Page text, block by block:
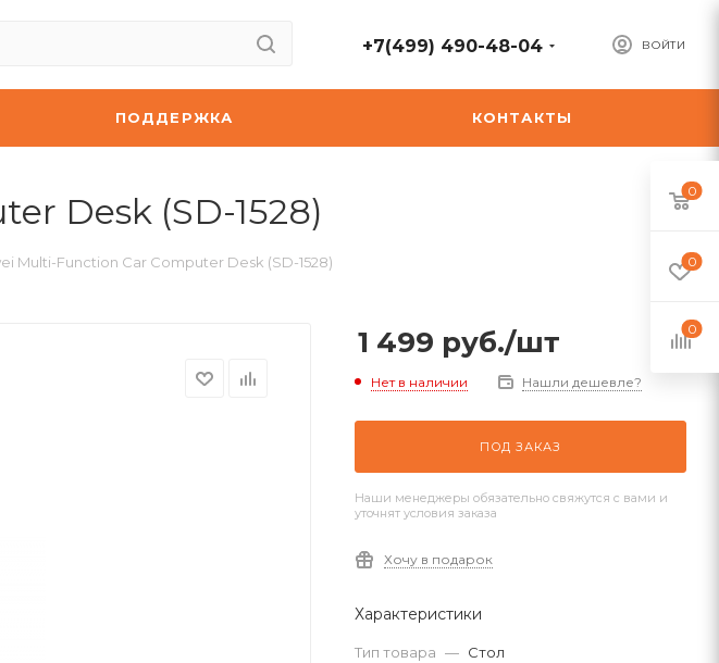
ВОЙТИ
+7(499) 490-48-04
ПОДДЕРЖКА КОНТАКТЫ
Desk (SD-1528)
Multi-Function Car Computer Desk (SD-1528)
1 499 руб./шт
Нет в наличии Нашли дешевле?
ПОД ЗАКАЗ
Наши менеджеры обязательно свяжутся с вами и
уточнят условия заказа
Хочу в подарок
Характеристики
Тип товара — Стол
0
0
0